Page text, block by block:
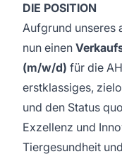
DIE POSITION
Aufgrund unseres
nun einen
(m/w/d) für die
erstklassiges,
und den Status
Exzellenz und
Tiergesundheit